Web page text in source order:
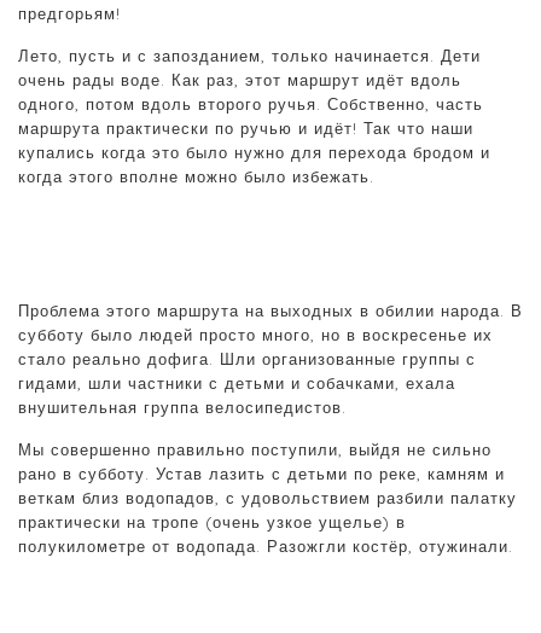
предгорьям!
Лето, пусть и с запозданием, только начинается. Дети
очень рады воде. Как раз, этот маршрут идёт вдоль
одного, потом вдоль второго ручья. Собственно, часть
маршрута практически по ручью и идёт! Так что наши
купались когда это было нужно для перехода бродом и
когда этого вполне можно было избежать.
Проблема этого маршрута на выходных в обилии народа. В
субботу было людей просто много, но в воскресенье их
стало реально дофига. Шли организованные группы с
гидами, шли частники с детьми и собачками, ехала
внушительная группа велосипедистов.
Мы совершенно правильно поступили, выйдя не сильно
рано в субботу. Устав лазить с детьми по реке, камням и
веткам близ водопадов, с удовольствием разбили палатку
практически на тропе (очень узкое ущелье) в
полукилометре от водопада. Разожгли костёр, отужинали.